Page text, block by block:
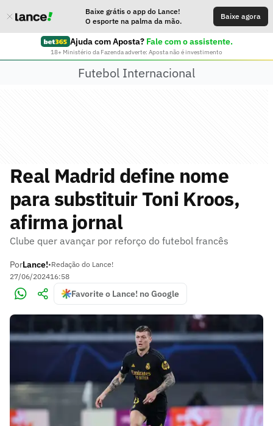
Baixe grátis o app do Lance!
O esporte na palma da mão.
Baixe agora
Ajuda com Aposta? Fale com o assistente.
18+ Ministério da Fazenda adverte: Aposta não é investimento
Futebol Internacional
Real Madrid define nome
para substituir Toni Kroos,
afirma jornal
Clube quer avançar por reforço do futebol francês
PorLance!•Redação do Lance!
27/06/202416:58
Favorite o Lance! no Google